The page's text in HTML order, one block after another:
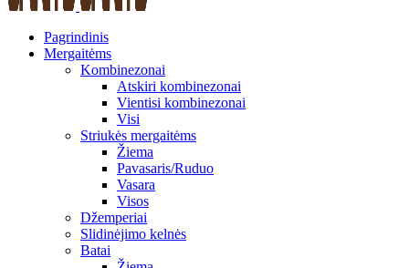
Pagrindinis
Mergaitėms
Kombinezonai
Atskiri kombinezonai
Vientisi kombinezonai
Visi
Striukės mergaitėms
Žiema
Pavasaris/Ruduo
Vasara
Visos
Džemperiai
Slidinėjimo kelnės
Batai